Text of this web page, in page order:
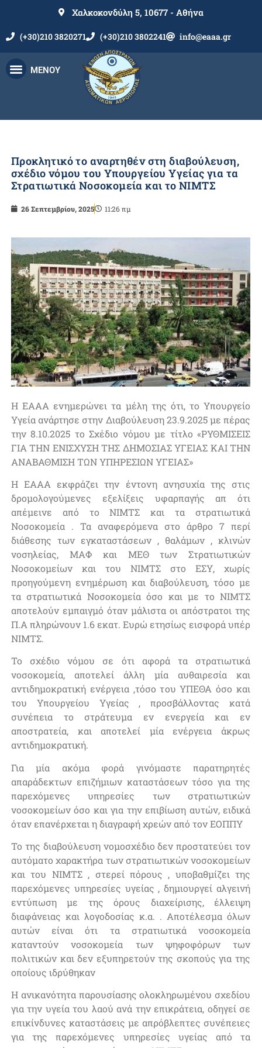
Χαλκοκονδύλη 5, 10677 - Αθήνα
(+30)210 3820271 (+30)210 3802241 info@eaaa.gr
ΜΕΝΟΥ
Προκλητικό το αναρτηθέν στη διαβούλευση,
σχέδιο νόμου του Υπουργείου Υγείας για τα
Στρατιωτικά Νοσοκομεία και το ΝΙΜΤΣ
26 Σεπτεμβρίου, 2025 11:26 πμ
Η ΕΑΑΑ ενημερώνει τα μέλη της ότι, το Υπουργείο
Υγεία ανάρτησε στην Διαβούλευση 23.9.2025 με πέρας
την 8.10.2025 το Σχέδιο νόμου με τίτλο «ΡΥΘΜΙΣΕΙΣ
ΓΙΑ ΤΗΝ ΕΝΙΣΧΥΣΗ ΤΗΣ ΔΗΜΟΣΙΑΣ ΥΓΕΙΑΣ ΚΑΙ ΤΗΝ
ΑΝΑΒΑΘΜΙΣΗ ΤΩΝ ΥΠΗΡΕΣΙΩΝ ΥΓΕΙΑΣ»
Η ΕΑΑΑ εκφράζει την έντονη ανησυχία της στις
δρομολογούμενες εξελίξεις υφαρπαγής απ ότι
απέμεινε από το ΝΙΜΤΣ και τα στρατιωτικά
Νοσοκομεία . Τα αναφερόμενα στο άρθρο 7 περί
διάθεσης των εγκαταστάσεων , θαλάμων , κλινών
νοσηλείας, ΜΑΦ και ΜΕΘ των Στρατιωτικών
Νοσοκομείων και του ΝΙΜΤΣ στο ΕΣΥ, χωρίς
προηγούμενη ενημέρωση και διαβούλευση, τόσο με
τα στρατιωτικά Νοσοκομεία όσο και με το ΝΙΜΤΣ
αποτελούν εμπαιγμό όταν μάλιστα οι απόστρατοι της
Π.Α πληρώνουν 1.6 εκατ. Ευρώ ετησίως εισφορά υπέρ
ΝΙΜΤΣ.
Το σχέδιο νόμου σε ότι αφορά τα στρατιωτικά
νοσοκομεία, αποτελεί άλλη μία αυθαιρεσία και
αντιδημοκρατική ενέργεια ,τόσο του ΥΠΕΘΑ όσο και
του Υπουργείου Υγείας , προσβάλλοντας κατά
συνέπεια το στράτευμα εν ενεργεία και εν
αποστρατεία, και αποτελεί μία ενέργεια άκρως
αντιδημοκρατική.
Για μία ακόμα φορά γινόμαστε παρατηρητές
απαράδεκτων επιζήμιων καταστάσεων τόσο για της
παρεχόμενες υπηρεσίες των στρατιωτικών
νοσοκομείων όσο και για την επιβίωση αυτών, ειδικά
όταν επανέρχεται η διαγραφή χρεών από τον ΕΟΠΠΥ
Το της διαβούλευση νομοσχέδιο δεν προστατεύει τον
αυτόματο χαρακτήρα των στρατιωτικών νοσοκομείων
και του ΝΙΜΤΣ , στερεί πόρους , υποβαθμίζει της
παρεχόμενες υπηρεσίες υγείας , δημιουργεί αλγεινή
εντύπωση με της όρους διαχείρισης, έλλειψη
διαφάνειας και λογοδοσίας κ.α. . Αποτέλεσμα όλων
αυτών είναι ότι τα στρατιωτικά νοσοκομεία
καταντούν νοσοκομεία των ψηφοφόρων των
πολιτικών και δεν εξυπηρετούν της σκοπούς για της
οποίους ιδρύθηκαν
Η ανικανότητα παρουσίασης ολοκληρωμένου σχεδίου
για την υγεία του λαού ανά την επικράτεια, οδηγεί σε
επικίνδυνες καταστάσεις με απρόβλεπτες συνέπειες
για της παρεχόμενες υπηρεσίες υγείας από τα